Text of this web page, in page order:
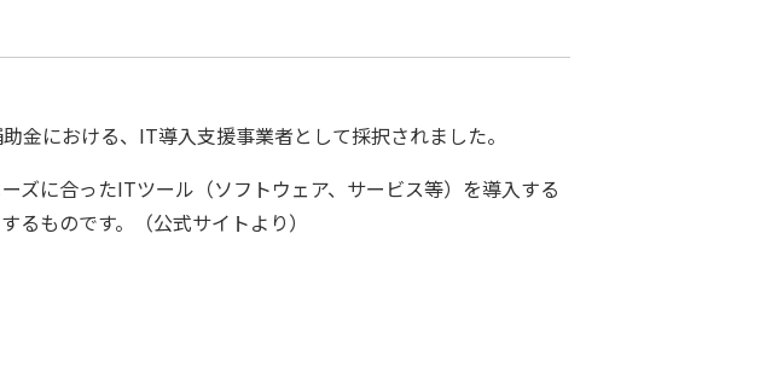
における、IT導入支援事業者として採択されました。
に合ったITツール（ソフトウェア、サービス等）を導入する
ものです。（公式サイトより）